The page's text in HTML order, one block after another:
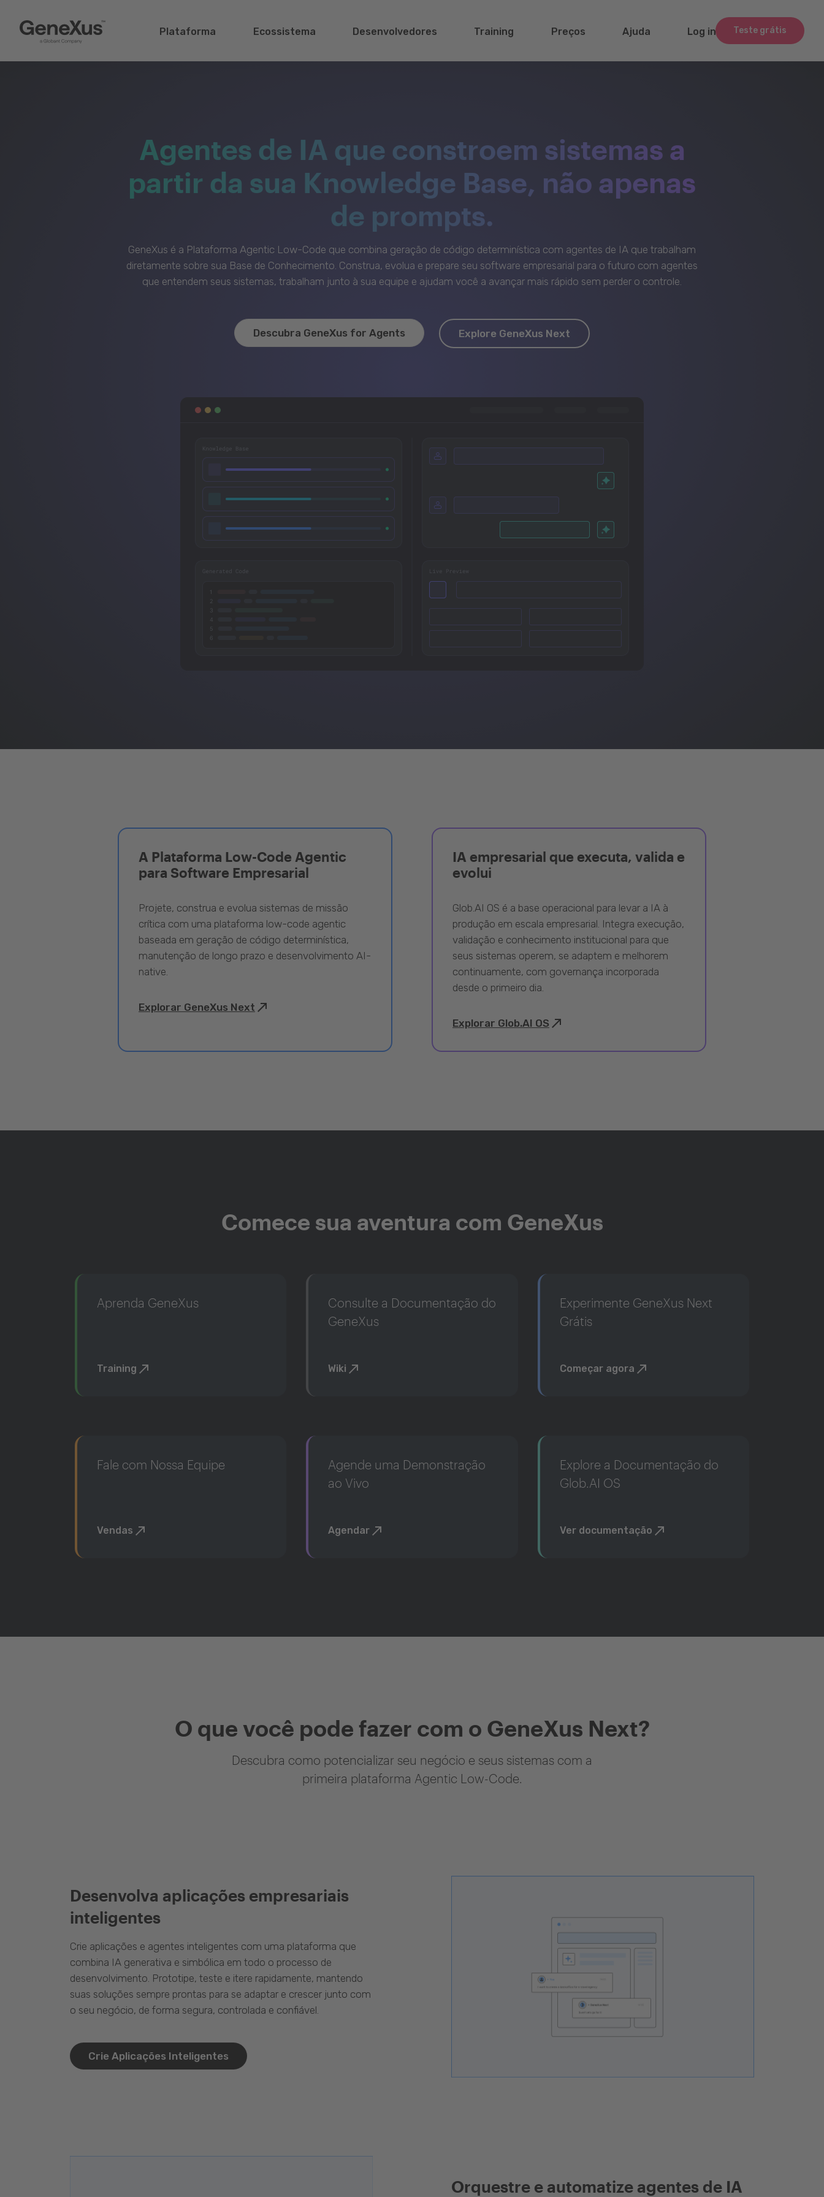
Teste grátis
Plataforma Ecossistema Desenvolvedores Training Preços Ajuda Log in
Agentes de IA que constroem sistemas a
partir da sua Knowledge Base, não apenas
de prompts.
GeneXus é a Plataforma Agentic Low-Code que combina geração de código determinística com agentes de IA que trabalham
diretamente sobre sua Base de Conhecimento. Construa, evolua e prepare seu software empresarial para o futuro com agentes
que entendem seus sistemas, trabalham junto à sua equipe e ajudam você a avançar mais rápido sem perder o controle.
Descubra GeneXus for Agents Explore GeneXus Next
A Plataforma Low-Code Agentic
para Software Empresarial
Projete, construa e evolua sistemas de missão
crítica com uma plataforma low-code agentic
baseada em geração de código determinística,
manutenção de longo prazo e desenvolvimento AI-
native.
Explorar GeneXus Next
IA empresarial que executa, valida e
evolui
Glob.AI OS é a base operacional para levar a IA à
produção em escala empresarial. Integra execução,
validação e conhecimento institucional para que
seus sistemas operem, se adaptem e melhorem
continuamente, com governança incorporada
desde o primeiro dia.
Explorar Glob.AI OS
Comece sua aventura com GeneXus
Aprenda GeneXus
Training
Consulte a Documentação do
GeneXus
Wiki
Experimente GeneXus Next
Grátis
Começar agora
Fale com Nossa Equipe
Vendas
Agende uma Demonstração
ao Vivo
Agendar
Explore a Documentação do
Glob.AI OS
Ver documentação
O que você pode fazer com o GeneXus Next?
Descubra como potencializar seu negócio e seus sistemas com a
primeira plataforma Agentic Low-Code.
Desenvolva aplicações empresariais
inteligentes
Crie aplicações e agentes inteligentes com uma plataforma que
combina IA generativa e simbólica em todo o processo de
desenvolvimento. Prototipe, teste e itere rapidamente, mantendo
suas soluções sempre prontas para se adaptar e crescer junto com
o seu negócio, de forma segura, controlada e confiável.
Crie Aplicações Inteligentes
Orquestre e automatize agentes de IA